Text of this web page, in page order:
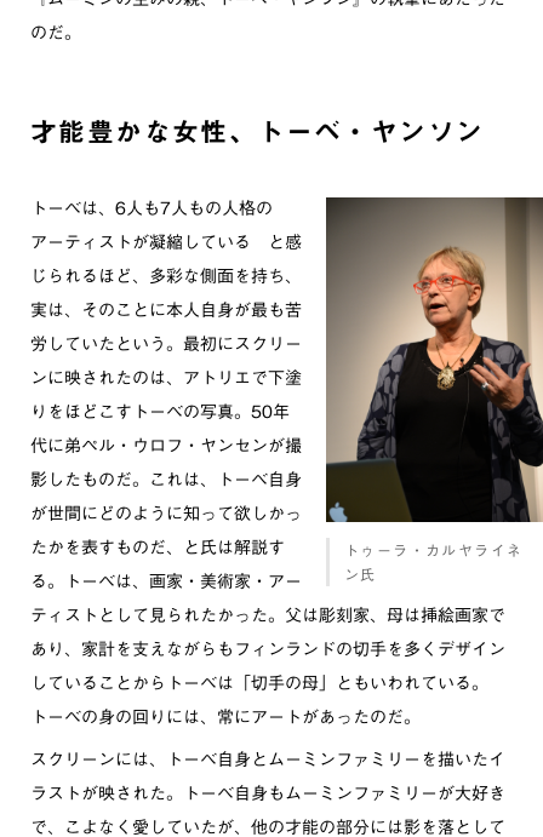
のだ。
才能豊かな女性、トーベ・ヤンソン
トゥーラ・カルヤライネ
ン氏
トーベは、6人も7人もの人格の
アーティストが凝縮している と感
じられるほど、多彩な側面を持ち、
実は、そのことに本人自身が最も苦
労していたという。最初にスクリー
ンに映されたのは、アトリエで下塗
りをほどこすトーベの写真。50年
代に弟ペル・ウロフ・ヤンセンが撮
影したものだ。これは、トーベ自身
が世間にどのように知って欲しかっ
たかを表すものだ、と氏は解説す
る。トーベは、画家・美術家・アー
ティストとして見られたかった。父は彫刻家、母は挿絵画家で
あり、家計を支えながらもフィンランドの切手を多くデザイン
していることからトーベは「切手の母」ともいわれている。
トーベの身の回りには、常にアートがあったのだ。
スクリーンには、トーベ自身とムーミンファミリーを描いたイ
ラストが映された。トーベ自身もムーミンファミリーが大好き
で、こよなく愛していたが、他の才能の部分には影を落として